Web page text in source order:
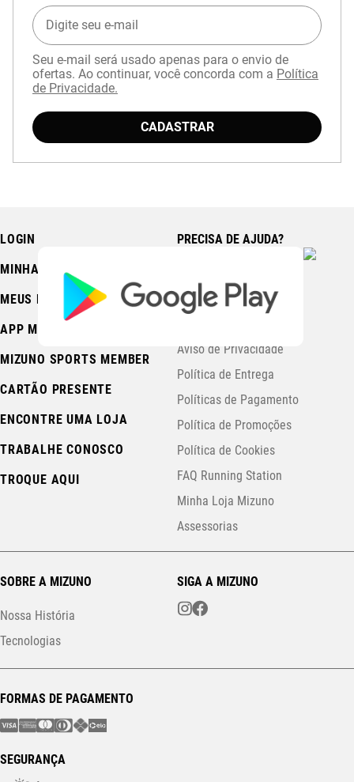
APP15.
Seu e-mail será usado apenas para o envio de
ofertas. Ao continuar, você concorda com a Política
de Privacidade.
CADASTRAR
LOGIN
MINHA CONTA
MEUS PEDIDOS
APP MIZUNO
MIZUNO SPORTS MEMBER
CARTÃO PRESENTE
ENCONTRE UMA LOJA
TRABALHE CONOSCO
TROQUE AQUI
PRECISA DE AJUDA?
Central de Ajuda
Aviso de Privacidade
Política de Entrega
Políticas de Pagamento
Política de Promoções
Política de Cookies
FAQ Running Station
Minha Loja Mizuno
Assessorias
SOBRE A MIZUNO
Nossa História
Tecnologias
SIGA A MIZUNO
FORMAS DE PAGAMENTO
SEGURANÇA